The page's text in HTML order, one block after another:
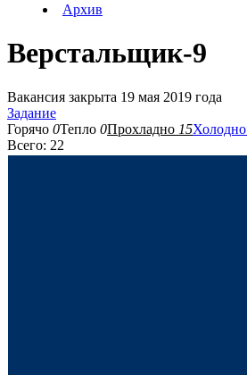
Архив
Верстальщик-9
Вакансия закрыта 19 мая 2019 года
Задание
Горячо 0Тепло 0Прохладно 15Холодно
Всего: 22